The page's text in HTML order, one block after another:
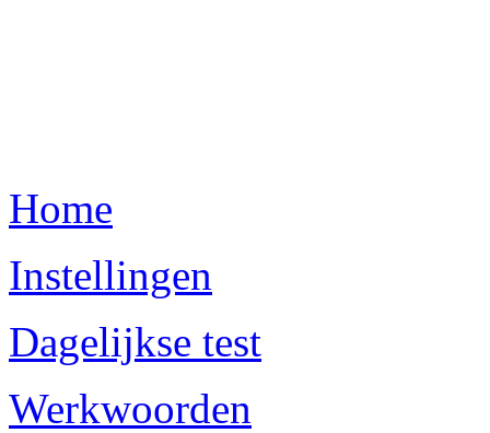
Home
Instellingen
Dagelijkse test
Werkwoorden